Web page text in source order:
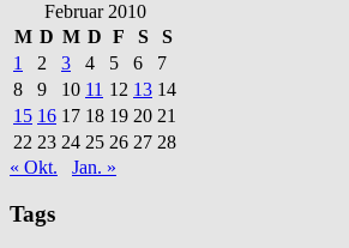
Februar 2010
M D M D F S
S
1
2 3 4 5 6
7
8
9 10 11 12 13 14
15 16 17 18 19 20 21
22 23 24 25 26 27 28
« Okt.
Jan. »
Tags